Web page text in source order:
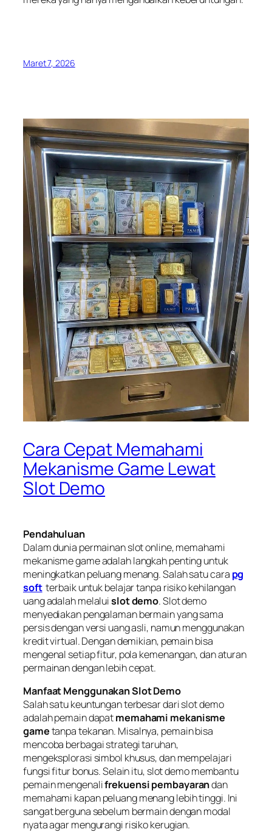
Maret 7, 2026
Cara Cepat Memahami
Mekanisme Game Lewat
Slot Demo
Pendahuluan
Dalam dunia permainan slot online, memahami
mekanisme game adalah langkah penting untuk
meningkatkan peluang menang. Salah satu cara pg
softterbaik untuk belajar tanpa risiko kehilangan
uang adalah melaluislot demo. Slot demo
menyediakan pengalaman bermain yang sama
persis dengan versi uang asli, namun menggunakan
kredit virtual. Dengan demikian, pemain bisa
mengenal setiap fitur, pola kemenangan, dan aturan
permainan dengan lebih cepat.
Manfaat Menggunakan Slot Demo
Salah satu keuntungan terbesar dari slot demo
adalah pemain dapatmemahami mekanisme
gametanpa tekanan. Misalnya, pemain bisa
mencoba berbagai strategi taruhan,
mengeksplorasi simbol khusus, dan mempelajari
fungsi fitur bonus. Selain itu, slot demo membantu
pemain mengenalifrekuensi pembayarandan
memahami kapan peluang menang lebih tinggi. Ini
sangat berguna sebelum bermain dengan modal
nyata agar mengurangi risiko kerugian.